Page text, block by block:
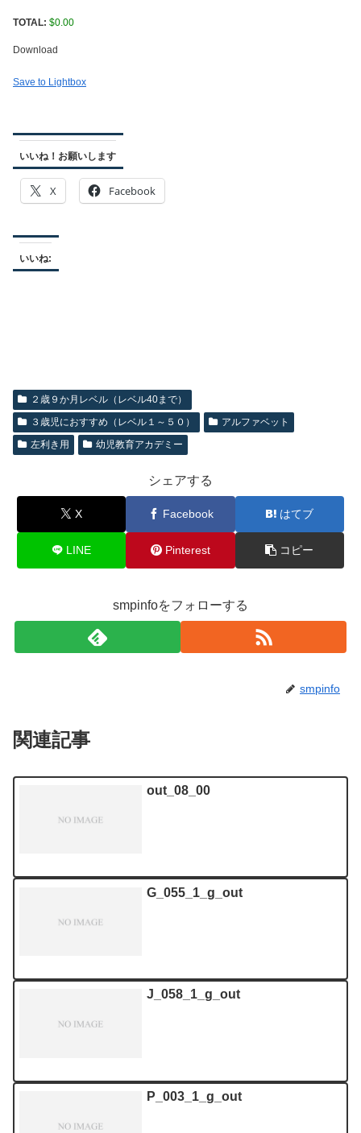
TOTAL: $0.00
Download
Save to Lightbox
いいね！お願いします
X Facebook
いいね:
２歳９か月レベル（レベル40まで）
３歳児におすすめ（レベル１～５０）
アルファベット
左利き用
幼児教育アカデミー
シェアする
X Facebook はてブ
LINE Pinterest コピー
smpinfoをフォローする
smpinfo
関連記事
out_08_00
G_055_1_g_out
J_058_1_g_out
P_003_1_g_out